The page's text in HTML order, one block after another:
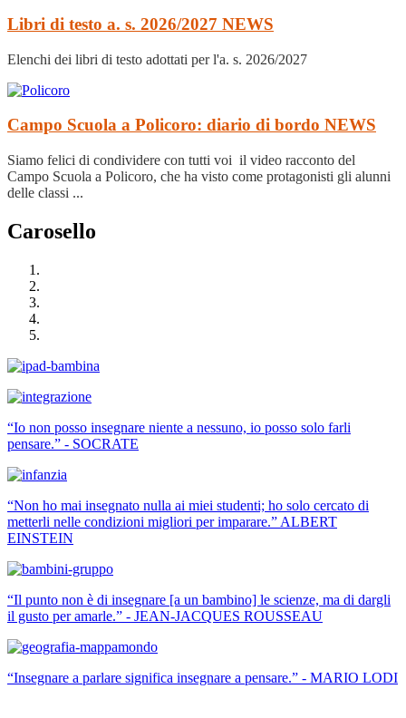
Libri di testo a. s. 2026/2027 NEWS
Elenchi dei libri di testo adottati per l'a. s. 2026/2027
Campo Scuola a Policoro: diario di bordo NEWS
Siamo felici di condividere con tutti voi il video racconto del
Campo Scuola a Policoro, che ha visto come protagonisti gli alunni
delle classi ...
Carosello
“Io non posso insegnare niente a nessuno, io posso solo farli
pensare.” - SOCRATE
“Non ho mai insegnato nulla ai miei studenti; ho solo cercato di
metterli nelle condizioni migliori per imparare.” ALBERT
EINSTEIN
“Il punto non è di insegnare [a un bambino] le scienze, ma di dargli
il gusto per amarle.” - JEAN-JACQUES ROUSSEAU
“Insegnare a parlare significa insegnare a pensare.” - MARIO LODI